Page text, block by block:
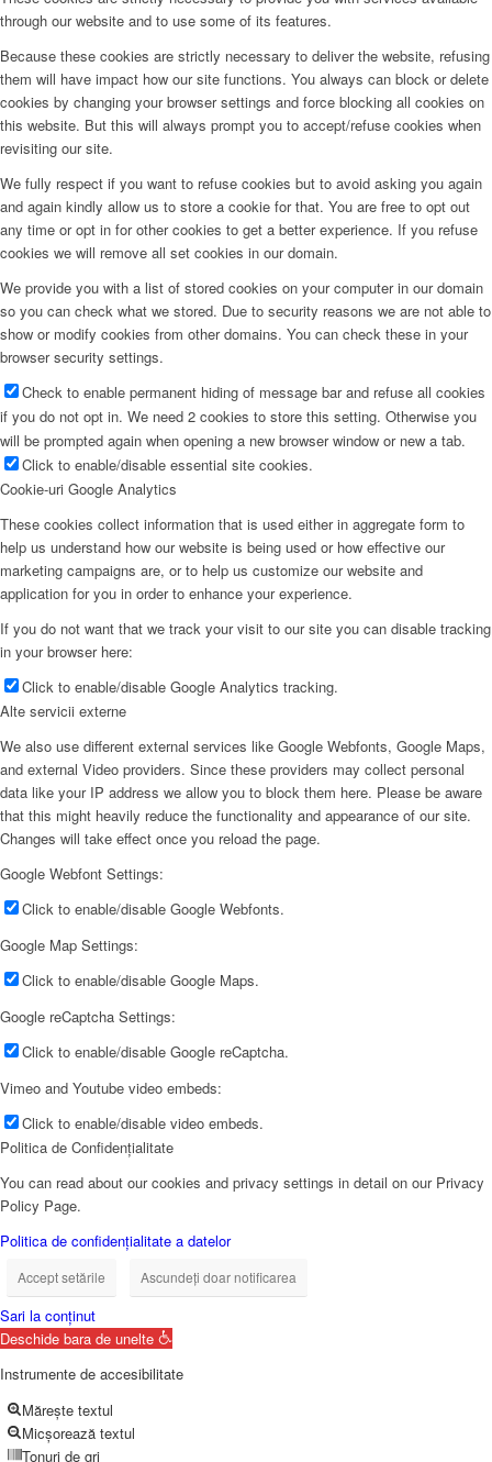
through our website and to use some of its features.
Because these cookies are strictly necessary to deliver the website, refusing
them will have impact how our site functions. You always can block or delete
cookies by changing your browser settings and force blocking all cookies on
this website. But this will always prompt you to accept/refuse cookies when
revisiting our site.
We fully respect if you want to refuse cookies but to avoid asking you again
and again kindly allow us to store a cookie for that. You are free to opt out
any time or opt in for other cookies to get a better experience. If you refuse
cookies we will remove all set cookies in our domain.
We provide you with a list of stored cookies on your computer in our domain
so you can check what we stored. Due to security reasons we are not able to
show or modify cookies from other domains. You can check these in your
browser security settings.
Check to enable permanent hiding of message bar and refuse all cookies
if you do not opt in. We need 2 cookies to store this setting. Otherwise you
will be prompted again when opening a new browser window or new a tab.
Click to enable/disable essential site cookies.
Cookie-uri Google Analytics
These cookies collect information that is used either in aggregate form to
help us understand how our website is being used or how effective our
marketing campaigns are, or to help us customize our website and
application for you in order to enhance your experience.
If you do not want that we track your visit to our site you can disable tracking
in your browser here:
Click to enable/disable Google Analytics tracking.
Alte servicii externe
We also use different external services like Google Webfonts, Google Maps,
and external Video providers. Since these providers may collect personal
data like your IP address we allow you to block them here. Please be aware
that this might heavily reduce the functionality and appearance of our site.
Changes will take effect once you reload the page.
Google Webfont Settings:
Click to enable/disable Google Webfonts.
Google Map Settings:
Click to enable/disable Google Maps.
Google reCaptcha Settings:
Click to enable/disable Google reCaptcha.
Vimeo and Youtube video embeds:
Click to enable/disable video embeds.
Politica de Confidențialitate
You can read about our cookies and privacy settings in detail on our Privacy
Policy Page.
Politica de confidențialitate a datelor
Accept setările Ascundeți doar notificarea
Sari la conținut
Deschide bara de unelte
Instrumente de accesibilitate
Mărește textul
Micșorează textul
Tonuri de gri